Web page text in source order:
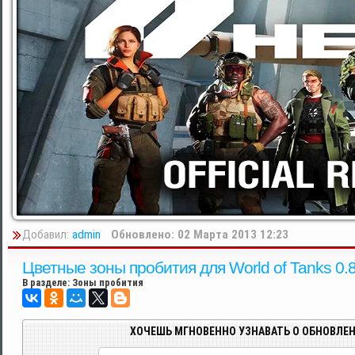
Добавил: admin Обновлено: 02 Марта 2013 12:23
Цветные зоны пробития для World of Tanks
В разделе: Зоны пробития
ХОЧЕШЬ МГНОВЕННО УЗНАВАТЬ О